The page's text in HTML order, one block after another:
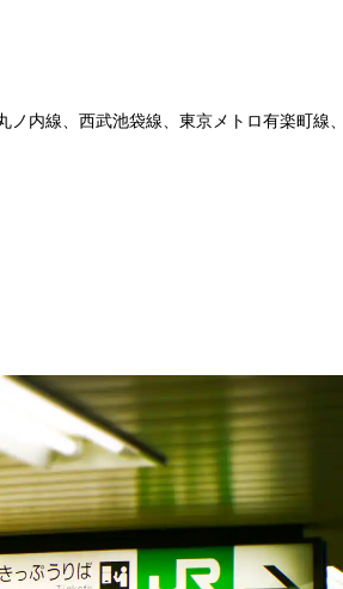
内線、西武池袋線、東京メトロ有楽町線、